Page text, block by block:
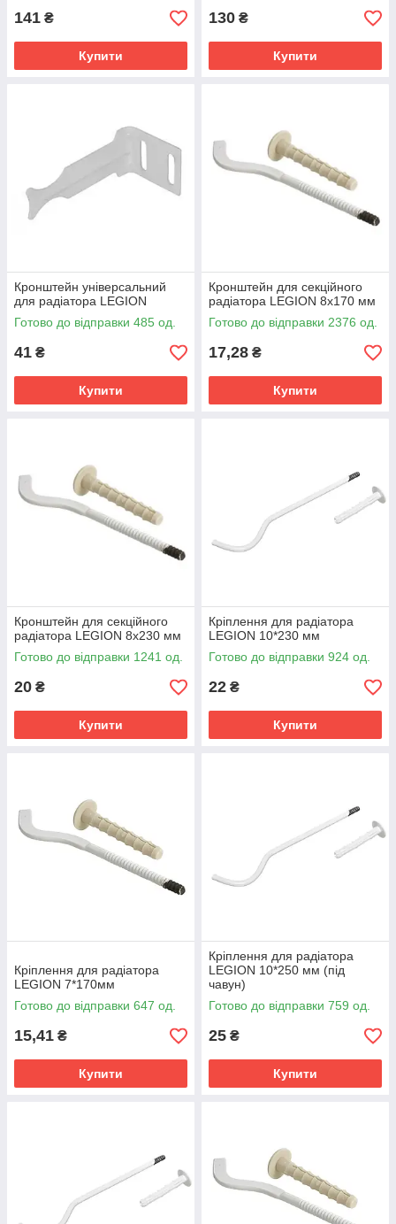
141 ₴
Купити
130 ₴
Купити
Кронштейн універсальний
для радіатора LEGION
Готово до відправки 485 од.
41 ₴
Купити
Кронштейн для секційного
радіатора LEGION 8х170 мм
Готово до відправки 2376 од.
17,28 ₴
Купити
Кронштейн для секційного
радіатора LEGION 8х230 мм
Готово до відправки 1241 од.
20 ₴
Купити
Кріплення для радіатора
LEGION 10*230 мм
Готово до відправки 924 од.
22 ₴
Купити
Кріплення для радіатора
LEGION 7*170мм
Готово до відправки 647 од.
15,41 ₴
Купити
Кріплення для радіатора
LEGION 10*250 мм (під
чавун)
Готово до відправки 759 од.
25 ₴
Купити